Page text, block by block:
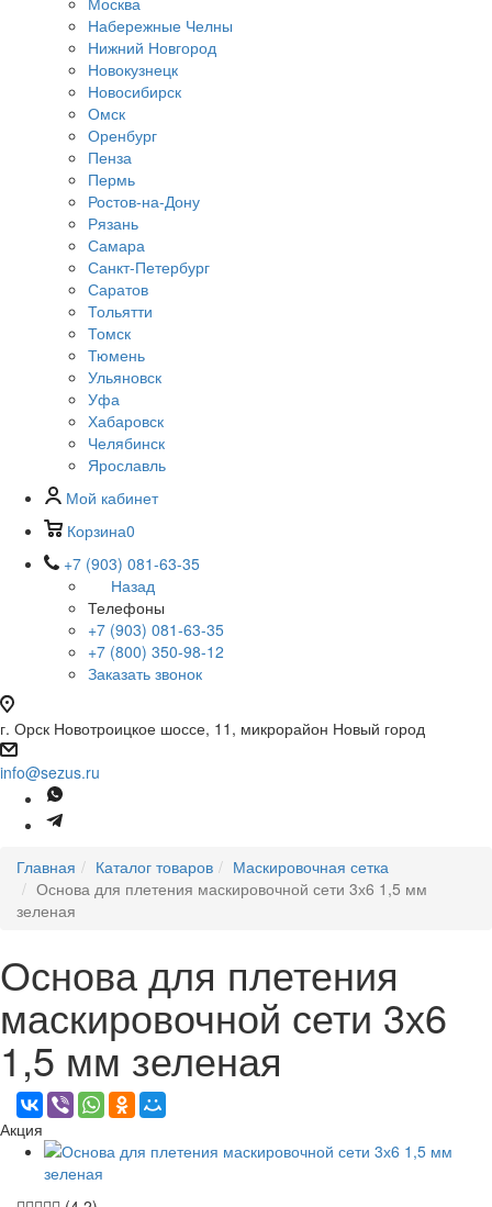
Набережные Челны
Нижний Новгород
Новокузнецк
Новосибирск
Омск
Оренбург
Пенза
Пермь
Ростов-на-Дону
Рязань
Самара
Санкт-Петербург
Саратов
Тольятти
Томск
Тюмень
Ульяновск
Уфа
Хабаровск
Челябинск
Ярославль
Мой кабинет
Корзина0
+7 (903) 081-63-35
Назад
Телефоны
+7 (903) 081-63-35
+7 (800) 350-98-12
Заказать звонок
г. Орск Новотроицкое шоссе, 11, микрорайон Новый город
info@sezus.ru
Главная Каталог товаров
Маскировочная сетка
Основа для плетения маскировочной сети 3х6 1,5 мм
зеленая
Основа для плетения
маскировочной сети 3х6
1,5 мм зеленая
Акция